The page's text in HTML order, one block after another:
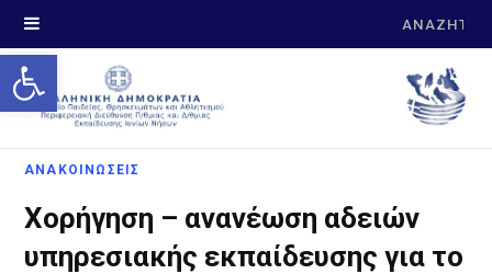
Open toolbar
Search
ΑΝΑΚΟΙΝΩΣΕΙΣ
Χορήγηση – ανανέωση αδειών
υπηρεσιακής εκπαίδευσης για το